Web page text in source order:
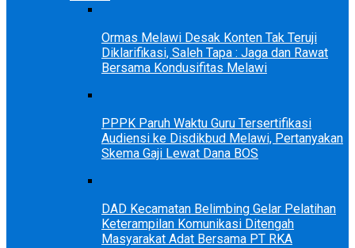
Ormas Melawi Desak Konten Tak Teruji
Diklarifikasi, Saleh Tapa : Jaga dan Rawat
Bersama Kondusifitas Melawi
PPPK Paruh Waktu Guru Tersertifikasi
Audiensi ke Disdikbud Melawi, Pertanyakan
Skema Gaji Lewat Dana BOS
DAD Kecamatan Belimbing Gelar Pelatihan
Keterampilan Komunikasi Ditengah
Masyarakat Adat Bersama PT RKA